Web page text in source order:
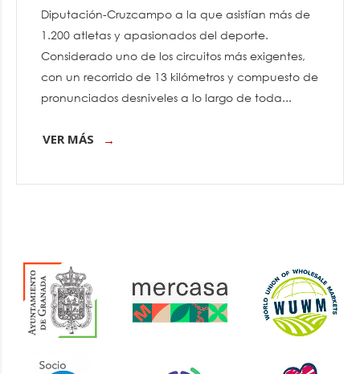
Diputación-Cruzcampo a la que asistían más de
1.200 atletas y apasionados del deporte.
Considerado uno de los circuitos más exigentes,
con un recorrido de 13 kilómetros y compuesto de
pronunciados desniveles a lo largo de toda...
VER MÁS